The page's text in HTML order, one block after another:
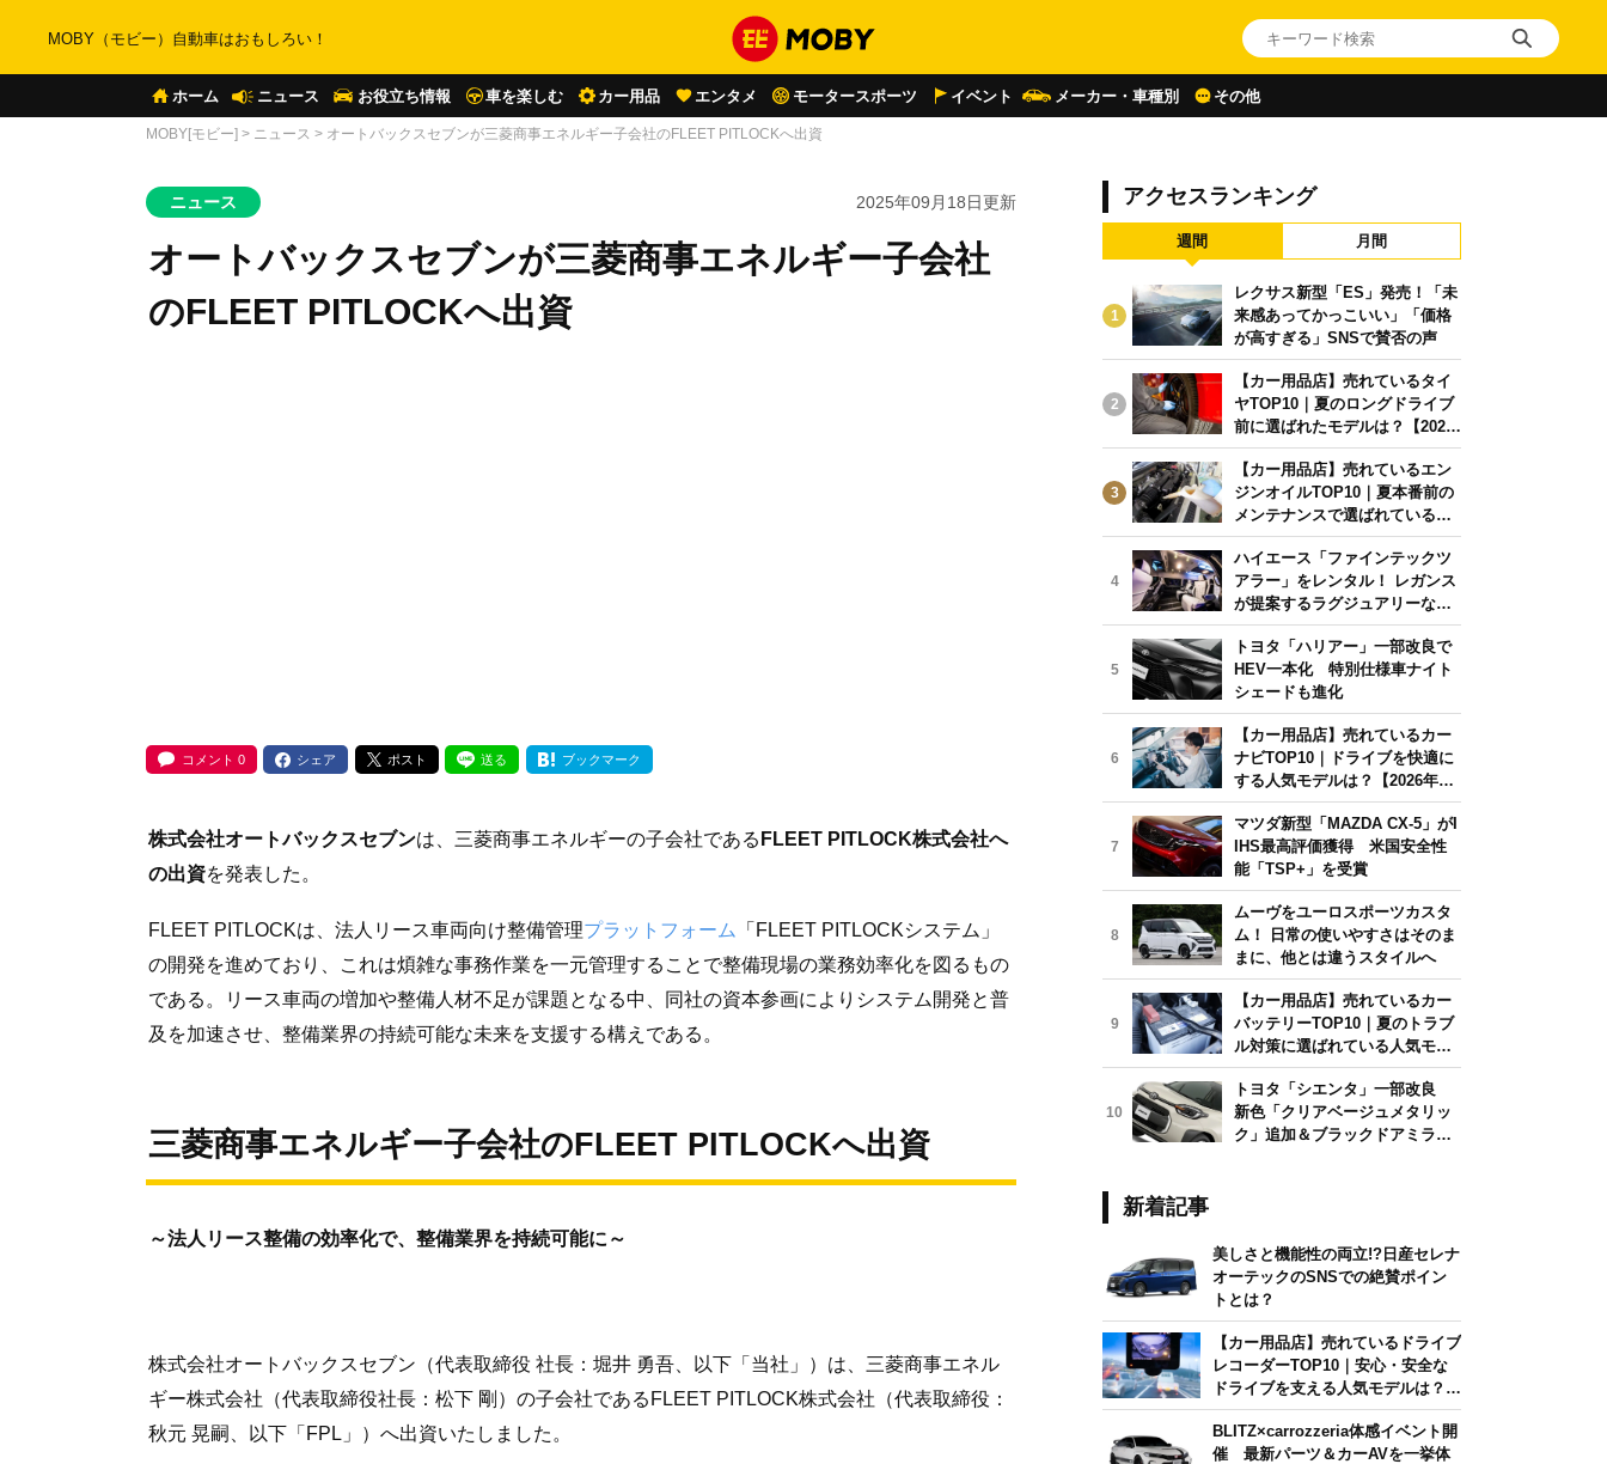
MOBY（モビー）自動車はおもしろい！
ホーム ニュース お役立ち情報 車を楽しむ カー用品 エンタメ モータースポーツ イベント メーカー・車種別 その他
MOBY[モビー] > ニュース > オートバックスセブンが三菱商事エネルギー子会社のFLEET PITLOCKへ出資
ニュース 2025年09月18日更新
オートバックスセブンが三菱商事エネルギー子会社
のFLEET PITLOCKへ出資
コメント 0 シェア ポスト 送る ブックマーク
株式会社オートバックスセブンは、三菱商事エネルギーの子会社であるFLEET PITLOCK株式会社へ
の出資を発表した。
FLEET PITLOCKは、法人リース車両向け整備管理プラットフォーム
「FLEET PITLOCKシステム」
の開発を進めており、これは煩雑な事務作業を一元管理することで整備現場の業務効率化を図るもの
である。リース車両の増加や整備人材不足が課題となる中、同社の資本参画によりシステム開発と普
及を加速させ、整備業界の持続可能な未来を支援する構えである。
三菱商事エネルギー子会社のFLEET PITLOCKへ出資
～法人リース整備の効率化で、整備業界を持続可能に～
株式会社オートバックスセブン（代表取締役 社長：堀井 勇吾、以下「当社」）は、三菱商事エネル
ギー株式会社（代表取締役社長：松下 剛）の子会社であるFLEET PITLOCK株式会社（代表取締役：
秋元 晃嗣、以下「FPL」）へ出資いたしました。
アクセスランキング
週間 月間
1
レクサス新型「ES」発売！「未
来感あってかっこいい」「価格
が高すぎる」SNSで賛否の声
2
【カー用品店】売れているタイ
ヤTOP10｜夏のロングドライブ
前に選ばれたモデルは？【2026
年6月版】
3
【カー用品店】売れているエン
ジンオイルTOP10｜夏本番前の
メンテナンスで選ばれている人
気モデルは？【2026年6月版】
4
ハイエース「ファインテックツ
アラー」をレンタル！ レガンス
が提案するラグジュアリーな移
動体験
5
トヨタ「ハリアー」一部改良で
HEV一本化 特別仕様車ナイト
シェードも進化
6
【カー用品店】売れているカー
ナビTOP10｜ドライブを快適に
する人気モデルは？【2026年6
月版】
7
マツダ新型「MAZDA CX-5」がI
IHS最高評価獲得 米国安全性
能「TSP+」を受賞
8
ムーヴをユーロスポーツカスタ
ム！ 日常の使いやすさはそのま
まに、他とは違うスタイルへ
9
【カー用品店】売れているカー
バッテリーTOP10｜夏のトラブ
ル対策に選ばれている人気モデ
ルは？【2026年6月版】
10
トヨタ「シエンタ」一部改良
新色「クリアベージュメタリッ
ク」追加＆ブラックドアミラー
新着記事
美しさと機能性の両立!?日産セレナ
オーテックのSNSでの絶賛ポイン
トとは？
【カー用品店】売れているドライブ
レコーダーTOP10｜安心・安全な
ドライブを支える人気モデルは？
【2026年6月版】
BLITZ×carrozzeria体感イベント開
催 最新パーツ＆カーAVを一挙体